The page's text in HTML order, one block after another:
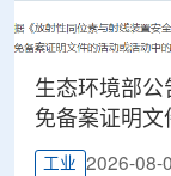
生态环境部公
免备案证明文
工业 2026-08-